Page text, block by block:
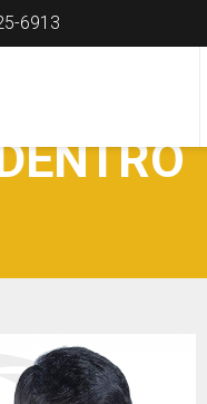
6913